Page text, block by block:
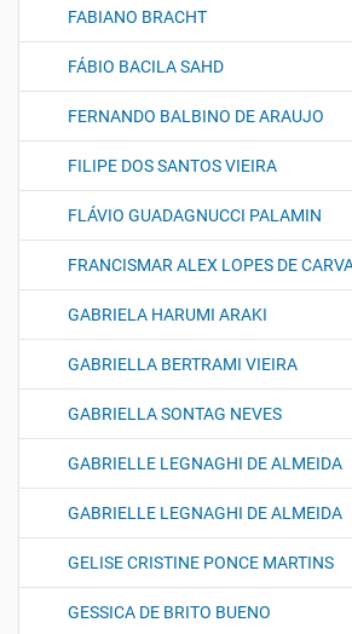
FABIANO BRACHT
FÁBIO BACILA SAHD
FERNANDO BALBINO DE ARAUJO
FILIPE DOS SANTOS VIEIRA
FLÁVIO GUADAGNUCCI PALAMIN
FRANCISMAR ALEX LOPES DE
GABRIELA HARUMI ARAKI
GABRIELLA BERTRAMI VIEIRA
GABRIELLA SONTAG NEVES
GABRIELLE LEGNAGHI DE ALMEIDA
GABRIELLE LEGNAGHI DE ALMEIDA
GELISE CRISTINE PONCE MARTINS
GESSICA DE BRITO BUENO